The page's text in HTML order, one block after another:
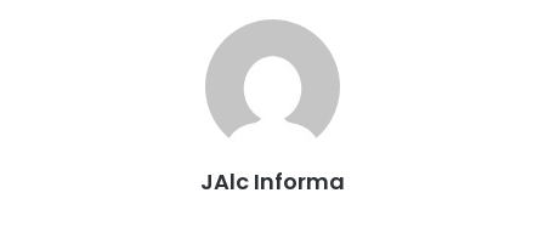
JAlc Informa